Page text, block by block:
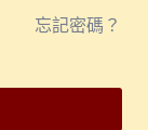
忘記密碼？